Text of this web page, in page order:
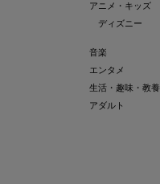
アニメ・キッズ
ディズニー
音楽
エンタメ
生活・趣味・教養
アダルト